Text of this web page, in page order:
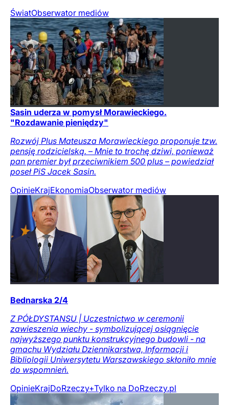
ŚwiatObserwator mediów
Sasin uderza w pomysł Morawieckiego.
"Rozdawanie pieniędzy"
Rozwój Plus Mateusza Morawieckiego proponuje tzw.
pensję rodzicielską. – Mnie to trochę dziwi, ponieważ
pan premier był przeciwnikiem 500 plus – powiedział
poseł PiS Jacek Sasin.
OpinieKrajEkonomiaObserwator mediów
Bednarska 2/4
Z PÓŁDYSTANSU | Uczestnictwo w ceremonii
zawieszenia wiechy - symbolizującej osiągnięcie
najwyższego punktu konstrukcyjnego budowli - na
gmachu Wydziału Dziennikarstwa, Informacji i
Bibliologii Uniwersytetu Warszawskiego skłoniło mnie
do wspomnień.
OpinieKrajDoRzeczy+Tylko na DoRzeczy.pl